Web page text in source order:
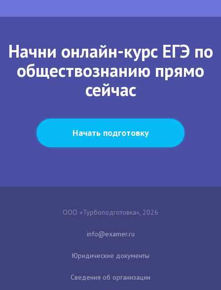
Начни онлайн-курс ЕГЭ по
обществознанию прямо
сейчас
Начать подготовку
ООО «Турбоподготовка», 2026
Юридические документы
Сведения об организации